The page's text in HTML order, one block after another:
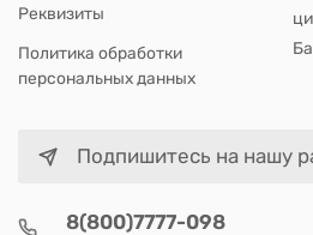
Реквизиты
Политика обработки
персональных данных
Подпишитесь на нашу
8(800)7777-098